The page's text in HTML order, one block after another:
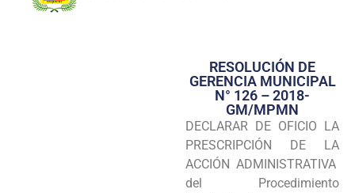
Transparencia
Seguridad
Programas
Intranet
RESOLUCIÓN DE
GERENCIA MUNICIPAL
N° 126 – 2018-
GM/MPMN
DECLARAR DE OFICIO LA
PRESCRIPCIÓN DE LA
ACCIÓN ADMINISTRATIVA
del Procedimiento